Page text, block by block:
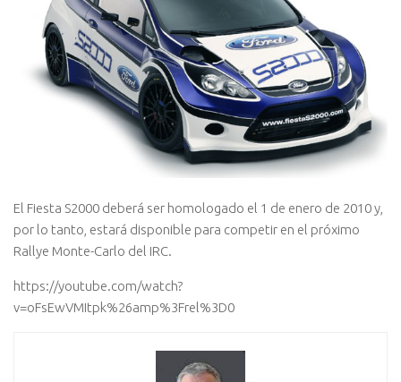
El Fiesta S2000 deberá ser homologado el 1 de enero de 2010 y,
por lo tanto, estará disponible para competir en el próximo
Rallye Monte-Carlo del IRC.
https://youtube.com/watch?
v=oFsEwVMItpk%26amp%3Frel%3D0